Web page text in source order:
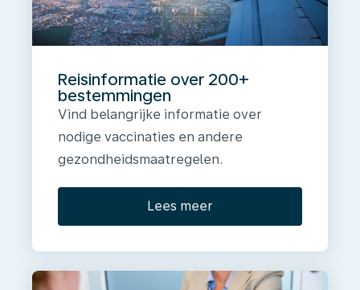
Reisinformatie over 200+
bestemmingen
Vind belangrijke informatie over
nodige vaccinaties en andere
gezondheidsmaatregelen.
Lees meer